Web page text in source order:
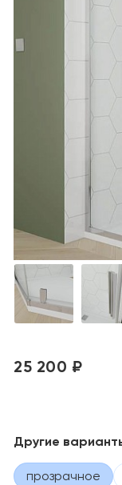
25 200 ₽
Другие
прозрачное